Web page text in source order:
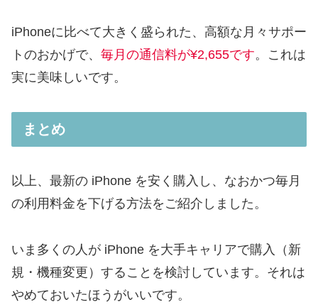
iPhoneに比べて大きく盛られた、高額な月々サポー
トのおかげで、 毎月の通信料が¥2,655です。これは
実に美味しいです。
まとめ
以上、最新の iPhone を安く購入し、なおかつ毎月
の利用料金を下げる方法をご紹介しました。
いま多くの人が iPhone を大手キャリアで購入（新
規・機種変更）することを検討しています。それは
やめておいたほうがいいです。